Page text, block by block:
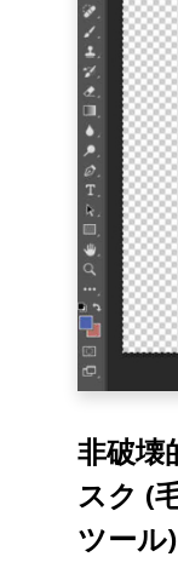
非破壊
スク (
ツール)